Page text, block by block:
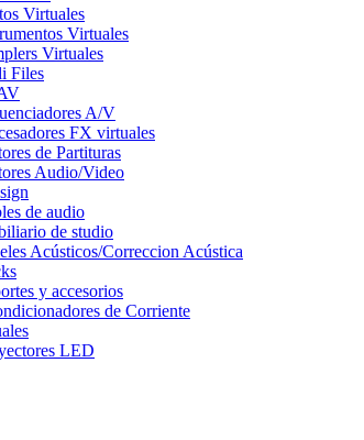
Virtuales
Virtuales
Virtuales
Files
A/V
FX virtuales
de Partituras
Audio/Video
de audio
de studio
Acústicos/Correccion Acústica
y accesorios
de Corriente
LED